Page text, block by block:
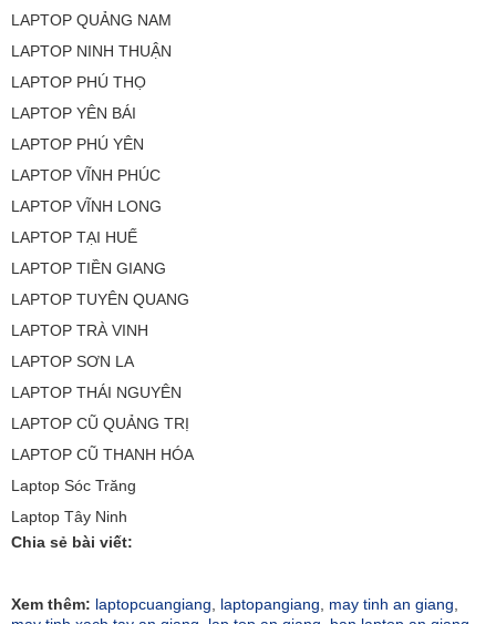
LAPTOP QUẢNG NAM
LAPTOP NINH THUẬN
LAPTOP PHÚ THỌ
LAPTOP YÊN BÁI
LAPTOP PHÚ YÊN
LAPTOP VĨNH PHÚC
LAPTOP VĨNH LONG
LAPTOP TẠI HUẾ
LAPTOP TIỀN GIANG
LAPTOP TUYÊN QUANG
LAPTOP TRÀ VINH
LAPTOP SƠN LA
LAPTOP THÁI NGUYÊN
LAPTOP CŨ QUẢNG TRỊ
LAPTOP CŨ THANH HÓA
Laptop Sóc Trăng
Laptop Tây Ninh
Chia sẻ bài viết:
Xem thêm: laptopcuangiang laptopangiang may tinh an giang